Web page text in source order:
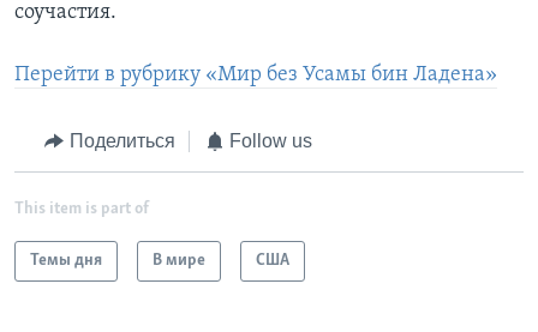
соучастия.
Перейти в рубрику «Мир без Усамы бин Ладена»
Поделиться Follow us
This item is part of
Темы дня В мире США